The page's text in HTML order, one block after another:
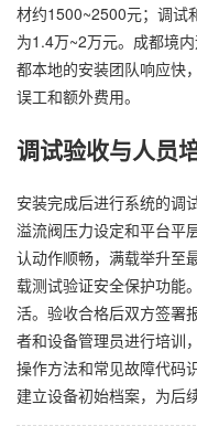
材约1500~2500元；调试
为1.4万~2万元。成都境
都本地的安装团队响应快
误工和额外费用。
调试验收与人员
安装完成后进行系统的调
溢流阀压力设定和平台平
认动作顺畅，满载举升至
载测试验证安全保护功能
活。验收合格后双方签署
者和设备管理员进行培训
操作方法和常见故障代码
建立设备初始档案，为后